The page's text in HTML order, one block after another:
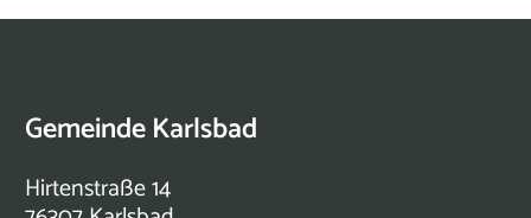
Gemeinde Karlsbad
Hirtenstraße 14